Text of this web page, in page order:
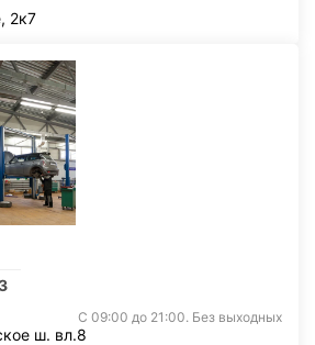
2к7
С 09:00 до 21:00. Без выходных
ш. вл.8